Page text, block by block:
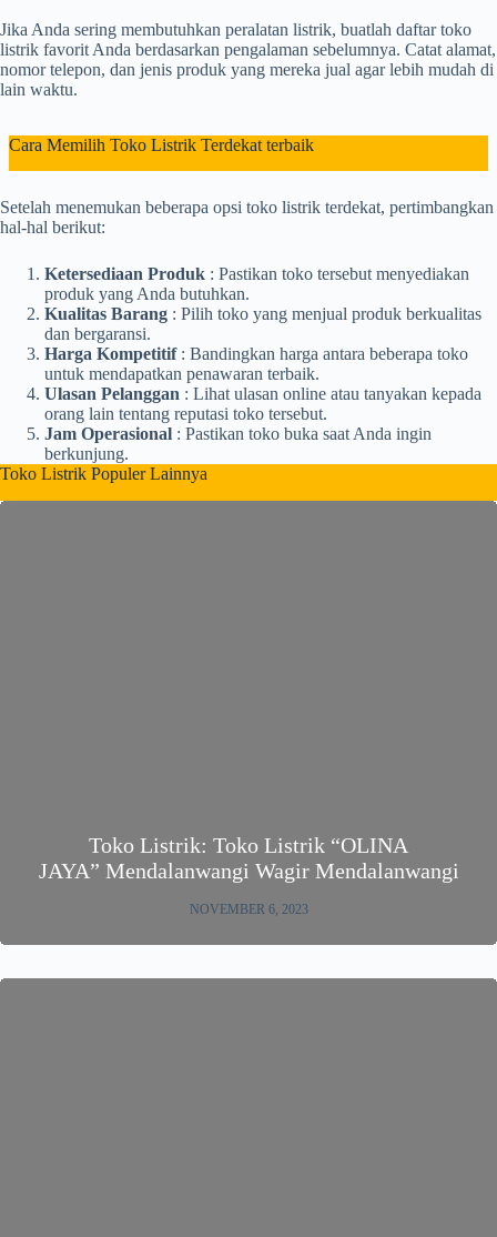
Jika Anda sering membutuhkan peralatan listrik, buatlah daftar toko
listrik favorit Anda berdasarkan pengalaman sebelumnya. Catat alamat,
nomor telepon, dan jenis produk yang mereka jual agar lebih mudah di
lain waktu.
Cara Memilih Toko Listrik Terdekat terbaik
Setelah menemukan beberapa opsi toko listrik terdekat, pertimbangkan
hal-hal berikut:
Ketersediaan Produk : Pastikan toko tersebut menyediakan
produk yang Anda butuhkan.
Kualitas Barang : Pilih toko yang menjual produk berkualitas
dan bergaransi.
Harga Kompetitif : Bandingkan harga antara beberapa toko
untuk mendapatkan penawaran terbaik.
Ulasan Pelanggan : Lihat ulasan online atau tanyakan kepada
orang lain tentang reputasi toko tersebut.
Jam Operasional : Pastikan toko buka saat Anda ingin
berkunjung.
Toko Listrik Populer Lainnya
Toko Listrik: Toko Listrik “OLINA
JAYA” Mendalanwangi Wagir Mendalanwangi
NOVEMBER 6, 2023